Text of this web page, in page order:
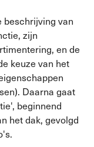
beschrijving van
zijn
en de
keuze van het
Daarna gaat
beginnend
het dak, gevolgd